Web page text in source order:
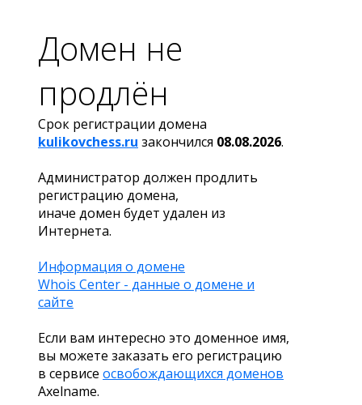
Домен не
продлён
Срок регистрации домена
kulikovchess.ru закончился 08.08.2026.
Администратор должен продлить
регистрацию домена,
иначе домен будет удален из
Интернета.
Информация о домене
Whois Center - данные о домене и
сайте
Если вам интересно это доменное имя,
вы можете заказать его регистрацию
в сервисе освобождающихся доменов
Axelname.